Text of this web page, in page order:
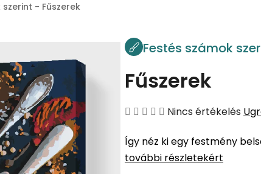
- Fűszerek
Festés számok
Fűszerek
A
átlagos
értékelése
Nincs értékelés
Így néz ki egy festmény
további részletekért